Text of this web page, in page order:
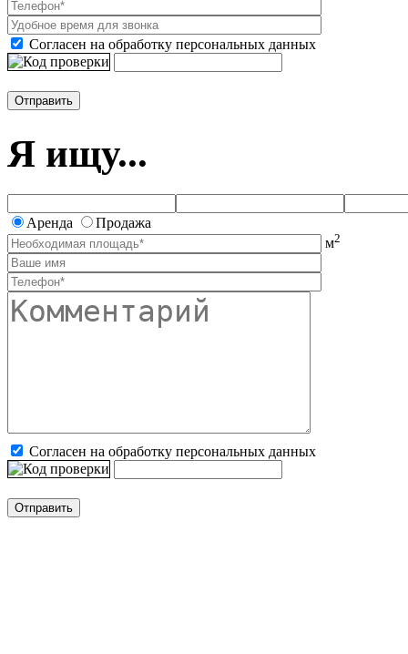
Согласен на обработку персональных данных
Я ищу...
Аренда
Продажа
м2
Согласен на обработку персональных данных